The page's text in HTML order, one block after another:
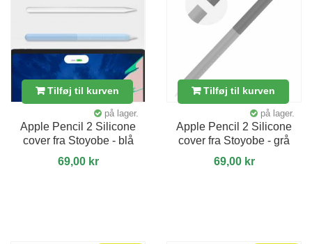
Tilføj til kurven
på lager.
Apple Pencil 2 Silicone
cover fra Stoyobe - blå
69,00 kr
Tilføj til kurven
på lager.
Apple Pencil 2 Silicone
cover fra Stoyobe - grå
69,00 kr